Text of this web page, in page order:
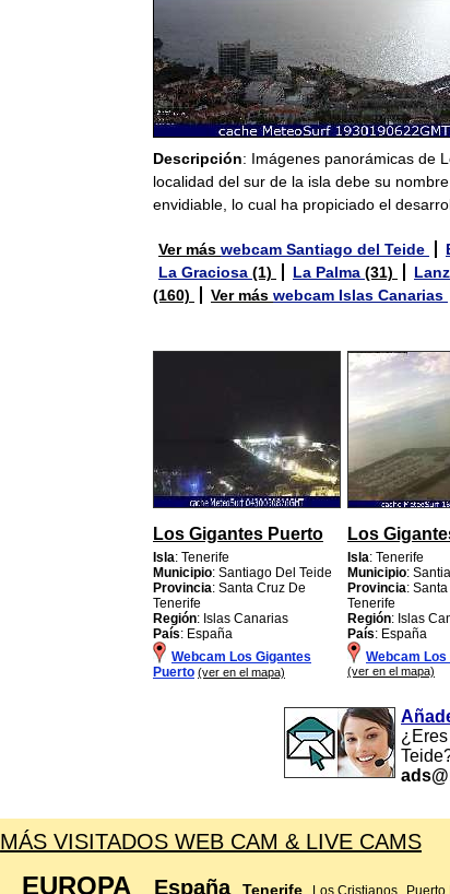
Descripción: Imágenes panorámicas de
localidad del sur de la isla debe su
envidiable, lo cual ha propiciado el
Ver más webcam Santiago del Teide
La Graciosa (1) La Palma (31)
(160)
Ver más webcam Islas Canarias
Los Gigantes Puerto
Isla: Tenerife
Municipio: Santiago Del Teide
Provincia: Santa Cruz De
Tenerife
Región: Islas Canarias
País: España
Webcam Los Gigantes
Puerto (ver en el mapa)
Los
Isla: Tenerife
Municipio:
Provincia:
Tenerife
Región: Islas
País: España
Webcam Los
(ver en el mapa)
MÁS VISITADOS WEB CAM & LIVE CAMS
EUROPA España Tenerife Los Cristianos Puerto